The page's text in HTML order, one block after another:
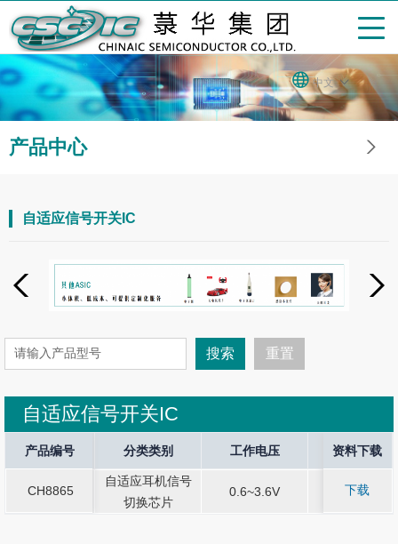
中文
产品中心
自适应信号开关IC
搜索 重置
自适应信号开关IC
产品编号 分类类别 工作电压 封装规格
CH8865
自适应耳机信号
切换芯片
0.6~3.6V SOT23-6
产品编号 分类类别 工作电压 封装规格
CH8865
自适应耳机信号
切换芯片
0.6~3.6V SOT23-6
Current Stop Sound Output Application 资料下载
- - - 下载